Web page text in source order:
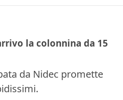
la colonnina da 15
da Nidec promette